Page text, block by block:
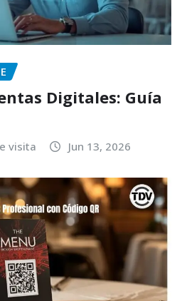
Digitales: Guía
visita Jun 13, 2026